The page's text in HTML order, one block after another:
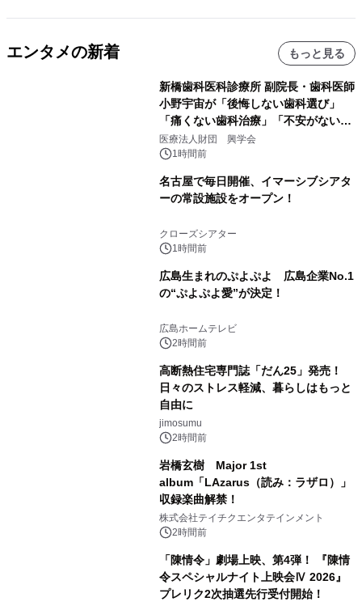
エンタメの新着 もっと見る
新橋歯科医科診療所 副院長・歯科医師
小野宇宙が「後悔しない歯科選び」
「痛くない歯科治療」「不安がない治
療計画」をテーマに専門監修
医療法人財団 興学会
1時間前
名古屋で毎日開催、イマーシブシアタ
ーの常設施設をオープン！
クローズシアター
1時間前
広島生まれのぷよぷよ 広島企業No.1
の“ぷよぷよ愛”が決定！
広島ホームテレビ
2時間前
高断熱住宅専門誌「だん25」発売！
日々のストレス軽減、暮らしはもっと
自由に
jimosumu
2時間前
岩橋玄樹 Major 1st
album「LAzarus（読み：ラザロ）」
収録楽曲解禁！
株式会社テイチクエンタテインメント
2時間前
「陳情令」劇場上映、第4弾！ 『陳情
令スペシャルナイト上映会Ⅳ 2026』
プレリク2次抽選先行受付開始！